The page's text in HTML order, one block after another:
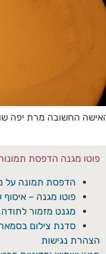
האישה החשובה מרת
פוטו מגנה הדפסת
הדפסת תמונה על
פוטו מגנה –
מגנט מזמור לתודה
סדנת צילום
הצהרת נגישות